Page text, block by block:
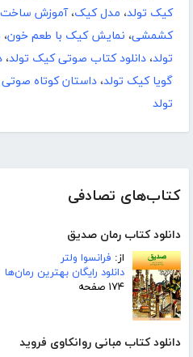
کتاب‌های تصادفی
دانلود کتاب رمان صدیق
از: فرانسوا ولتر
دانلود رایگان بهترین رمان‌ها
۱۷۴ صفحه
دانلود کتاب مبانی روانکاوی فروید
کیک تولد، مدل کیک،آموزش
کشمشی، نمایش کیک با طعم خون،
تولد، دانلود کتاب صوتی کیک تولد،
گویا کیک تولد، داستان کوتاه
تولد